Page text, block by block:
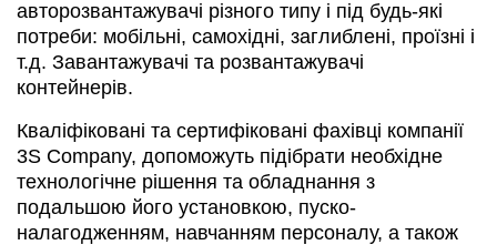
авторозвантажувачі різного типу і під будь-які
потреби: мобільні, самохідні, заглиблені, проїзні і
т.д. Завантажувачі та розвантажувачі
контейнерів.
Кваліфіковані та сертифіковані фахівці компанії
3S Company, допоможуть підібрати необхідне
технологічне рішення та обладнання з
подальшою його установкою, пуско-
налагодженням, навчанням персоналу, а також